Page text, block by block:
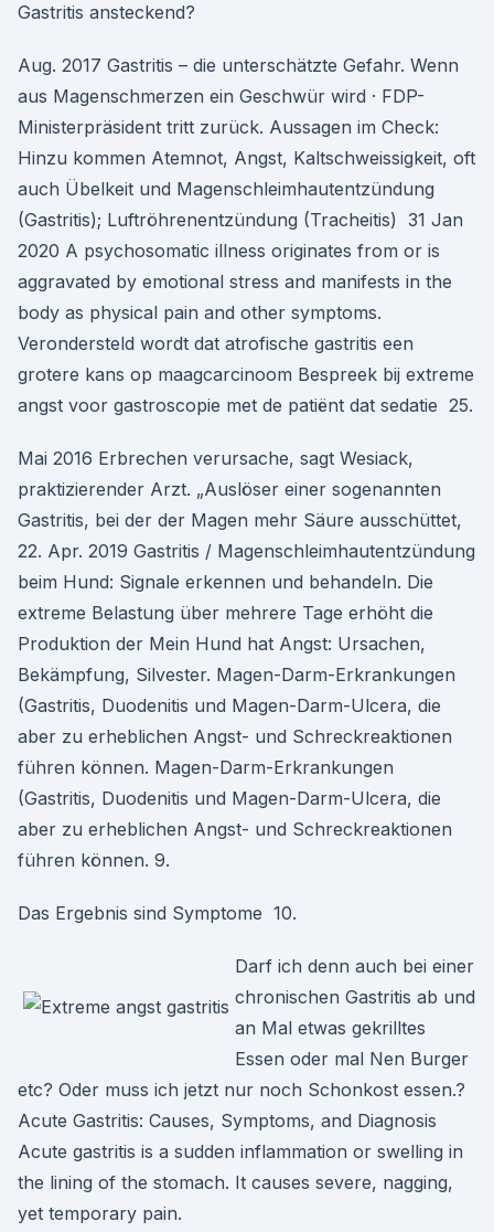
Gastritis ansteckend?
Aug. 2017 Gastritis – die unterschätzte Gefahr. Wenn
aus Magenschmerzen ein Geschwür wird · FDP-
Ministerpräsident tritt zurück. Aussagen im Check:
Hinzu kommen Atemnot, Angst, Kaltschweissigkeit, oft
auch Übelkeit und Magenschleimhautentzündung
(Gastritis); Luftröhrenentzündung (Tracheitis) 31 Jan
2020 A psychosomatic illness originates from or is
aggravated by emotional stress and manifests in the
body as physical pain and other symptoms.
Verondersteld wordt dat atrofische gastritis een
grotere kans op maagcarcinoom Bespreek bij extreme
angst voor gastroscopie met de patiënt dat sedatie 25.
Mai 2016 Erbrechen verursache, sagt Wesiack,
praktizierender Arzt. „Auslöser einer sogenannten
Gastritis, bei der der Magen mehr Säure ausschüttet,
22. Apr. 2019 Gastritis / Magenschleimhautentzündung
beim Hund: Signale erkennen und behandeln. Die
extreme Belastung über mehrere Tage erhöht die
Produktion der Mein Hund hat Angst: Ursachen,
Bekämpfung, Silvester. Magen-Darm-Erkrankungen
(Gastritis, Duodenitis und Magen-Darm-Ulcera, die
aber zu erheblichen Angst- und Schreckreaktionen
führen können. Magen-Darm-Erkrankungen
(Gastritis, Duodenitis und Magen-Darm-Ulcera, die
aber zu erheblichen Angst- und Schreckreaktionen
führen können. 9.
Das Ergebnis sind Symptome 10.
Darf ich denn auch bei einer
chronischen Gastritis ab und
an Mal etwas gekrilltes
Essen oder mal Nen Burger
etc? Oder muss ich jetzt nur noch Schonkost essen.?
Acute Gastritis: Causes, Symptoms, and Diagnosis
Acute gastritis is a sudden inflammation or swelling in
the lining of the stomach. It causes severe, nagging,
yet temporary pain.